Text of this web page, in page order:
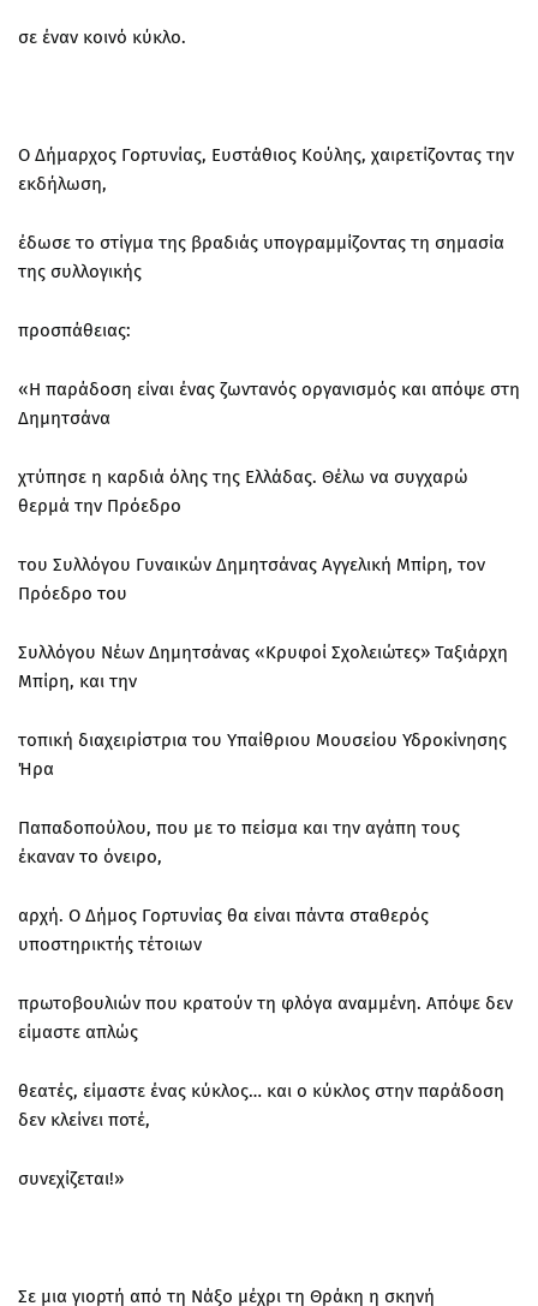
σε έναν κοινό κύκλο.
Ο Δήμαρχος Γορτυνίας, Ευστάθιος Κούλης, χαιρετίζοντας την
εκδήλωση,
έδωσε το στίγμα της βραδιάς υπογραμμίζοντας τη σημασία
της συλλογικής
προσπάθειας:
«Η παράδοση είναι ένας ζωντανός οργανισμός και απόψε στη
Δημητσάνα
χτύπησε η καρδιά όλης της Ελλάδας. Θέλω να συγχαρώ
θερμά την Πρόεδρο
του Συλλόγου Γυναικών Δημητσάνας Αγγελική Μπίρη, τον
Πρόεδρο του
Συλλόγου Νέων Δημητσάνας «Κρυφοί Σχολειώτες» Ταξιάρχη
Μπίρη, και την
τοπική διαχειρίστρια του Υπαίθριου Μουσείου Υδροκίνησης
Ήρα
Παπαδοπούλου, που με το πείσμα και την αγάπη τους
έκαναν το όνειρο,
αρχή. Ο Δήμος Γορτυνίας θα είναι πάντα σταθερός
υποστηρικτής τέτοιων
πρωτοβουλιών που κρατούν τη φλόγα αναμμένη. Απόψε δεν
είμαστε απλώς
θεατές, είμαστε ένας κύκλος… και ο κύκλος στην παράδοση
δεν κλείνει ποτέ,
συνεχίζεται!»
Σε μια γιορτή από τη Νάξο μέχρι τη Θράκη η σκηνή